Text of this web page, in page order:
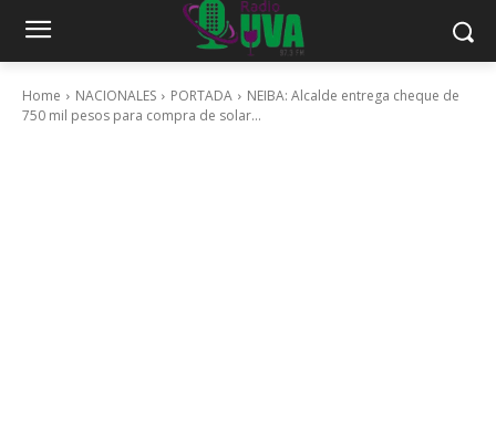
Home NACIONALES PORTADA
NEIBA: Alcalde entrega cheque de
750 mil pesos para compra de solar...